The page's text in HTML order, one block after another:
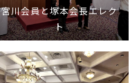
宮川会員と塚本会長エレク
ト